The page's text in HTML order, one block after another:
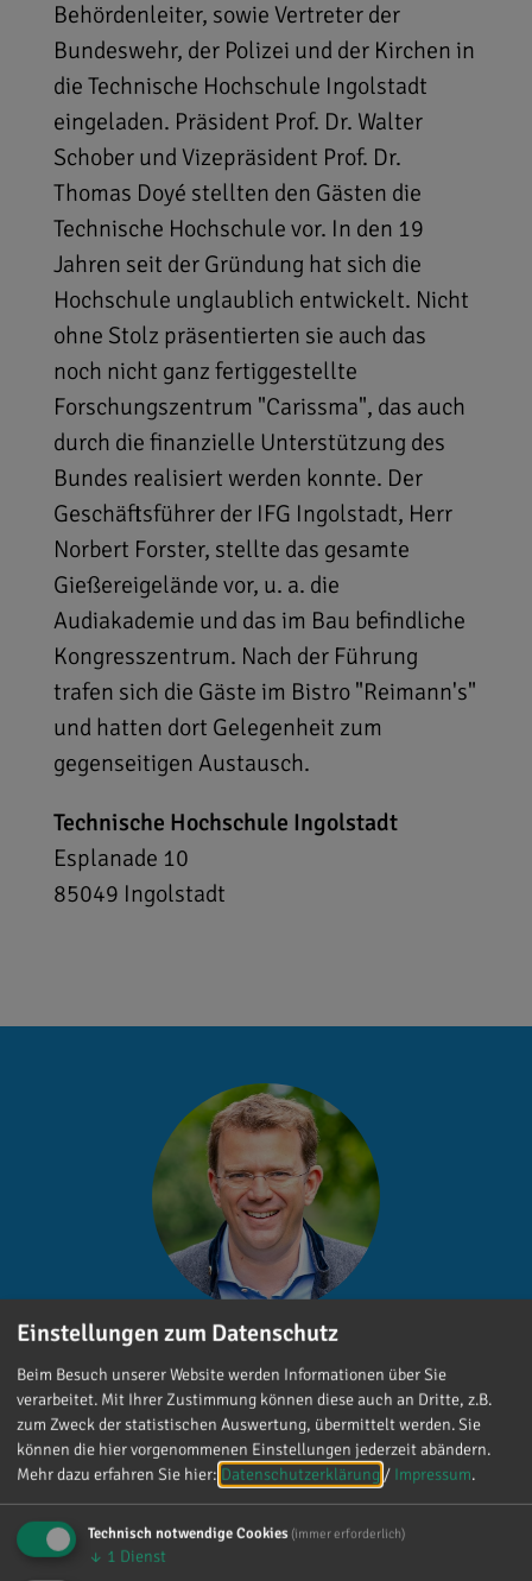
Behördenleiter, sowie Vertreter der
Bundeswehr, der Polizei und der Kirchen in
die Technische Hochschule Ingolstadt
eingeladen. Präsident Prof. Dr. Walter
Schober und Vizepräsident Prof. Dr.
Thomas Doyé stellten den Gästen die
Technische Hochschule vor. In den 19
Jahren seit der Gründung hat sich die
Hochschule unglaublich entwickelt. Nicht
ohne Stolz präsentierten sie auch das
noch nicht ganz fertiggestellte
Forschungszentrum "Carissma", das auch
durch die finanzielle Unterstützung des
Bundes realisiert werden konnte. Der
Geschäftsführer der IFG Ingolstadt, Herr
Norbert Forster, stellte das gesamte
Gießereigelände vor, u. a. die
Audiakademie und das im Bau befindliche
Kongresszentrum. Nach der Führung
trafen sich die Gäste im Bistro "Reimann's"
und hatten dort Gelegenheit zum
gegenseitigen Austausch.
Technische Hochschule Ingolstadt
Esplanade 10
85049 Ingolstadt
Dr. Reinhard Brandl
Gefällt mir
Einstellungen zum Datenschutz
Beim Besuch unserer Website werden Informationen über Sie
verarbeitet. Mit Ihrer Zustimmung können diese auch an Dritte, z.B.
zum Zweck der statistischen Auswertung, übermittelt werden. Sie
können die hier vorgenommenen Einstellungen jederzeit abändern.
Mehr dazu erfahren Sie hier: Datenschutzerklärung / Impressum.
Technisch notwendige Cookies (immer erforderlich)
↓ 1 Dienst